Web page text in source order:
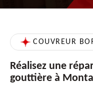
COUVREUR
Réalisez une
gouttière à